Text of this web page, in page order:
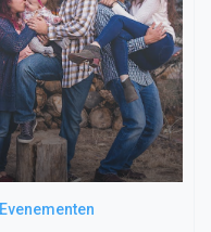
Evenementen